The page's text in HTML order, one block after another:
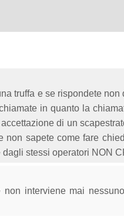
truffa e se rispondete non
in quanto la
di un
sapete come fare
stessi operatori NON
interviene mai